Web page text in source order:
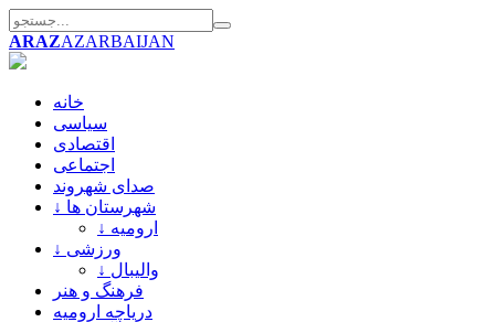
ARAZAZARBAIJAN
خانه
سیاسی
اقتصادی
اجتماعی
صدای شهروند
↓ شهرستان ها
↓ ارومیه
↓ ورزشی
↓ والیبال
فرهنگ و هنر
دریاچه ارومیه